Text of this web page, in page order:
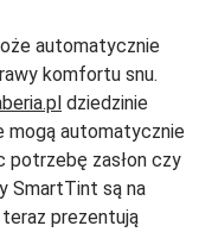
automatycznie
komfortu snu.
dziedzinie
mogą automatycznie
potrzebę zasłon czy
SmartTint są na
prezentują